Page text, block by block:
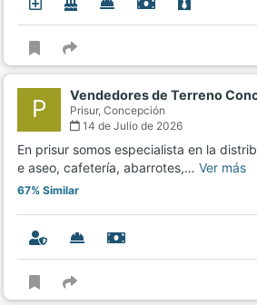
P Vendedores de Terreno
Prisur, Concepción
14 de Julio de 2026
En prisur somos especialista en la
e aseo, cafetería, abarrotes,… Ver más
67% Similar